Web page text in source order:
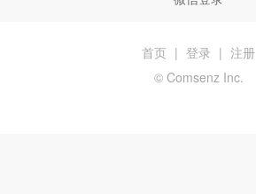
首页 | 登录 | 注册
© Comsenz Inc.